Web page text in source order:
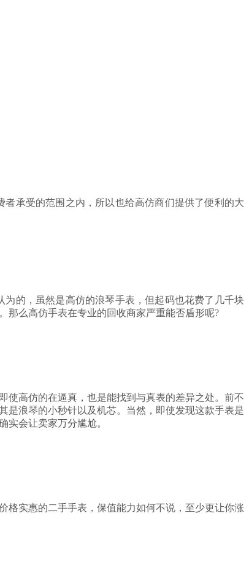
承受的范围之内，所以也给高仿商们提供了便利的大
的，虽然是高仿的浪琴手表，但起码也花费了几千块
那么高仿手表在专业的回收商家严重能否盾形呢?
使高仿的在逼真，也是能找到与真表的差异之处。前不
是浪琴的小秒针以及机芯。当然，即使发现这款手表是
实会让卖家万分尴尬。
格实惠的二手手表，保值能力如何不说，至少更让你涨